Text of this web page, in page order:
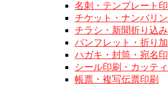
名刺・テンプレート
チケット・ナンバリ
チラシ・新聞折り込
パンフレット・折り
ハガキ・封筒・宛名
シール印刷・カッテ
帳票・複写伝票印刷